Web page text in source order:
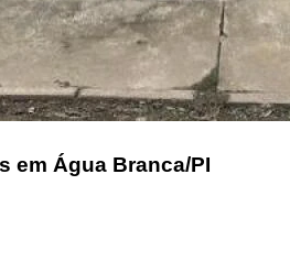
em Água Branca/PI